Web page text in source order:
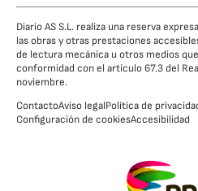
Diario AS S.L. realiza una reserva
las obras y otras prestaciones
de lectura mecánica u otros medios
conformidad con el artículo 67.3 del
noviembre.
ContactoAviso legalPolítica de
Configuración de cookiesAccesibilidad